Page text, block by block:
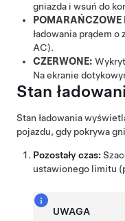
gniazda i wsuń do
ładowania prądem
AC).
CZERWONE:
Na ekranie
Stan
Stan ładowania
pojazdu, gdy pokrywa
Pozostały czas:
ustawionego limitu
UWAGA